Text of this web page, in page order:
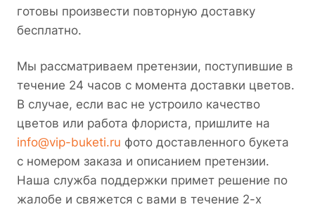
готовы произвести повторную доставку
бесплатно.
Мы рассматриваем претензии, поступившие в
течение 24 часов с момента доставки цветов.
В случае, если вас не устроило качество
цветов или работа флориста, пришлите на
info@vip-buketi.ru фото доставленного букета
с номером заказа и описанием претензии.
Наша служба поддержки примет решение по
жалобе и свяжется с вами в течение 2-х